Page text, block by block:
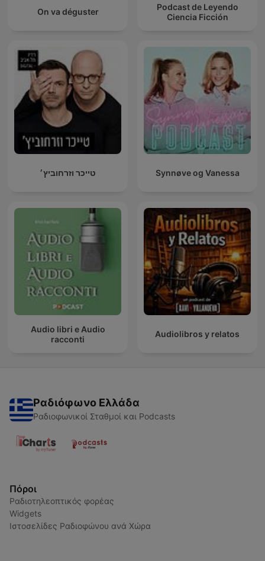
On va déguster
Podcast de Leyendo
Ciencia Ficción
טייכר וזרחוביץ׳ Synnøve og Vanessa
Audio libri e Audio
racconti
Audiolibros y relatos
Ραδιόφωνο Ελλάδα
Ραδιοφωνικοί Σταθμοί και Podcasts
Πόροι
Ραδιοτηλεοπτικός φορέας
Widgets
Ιστοσελίδες Ραδιοφώνου ανά Χώρα